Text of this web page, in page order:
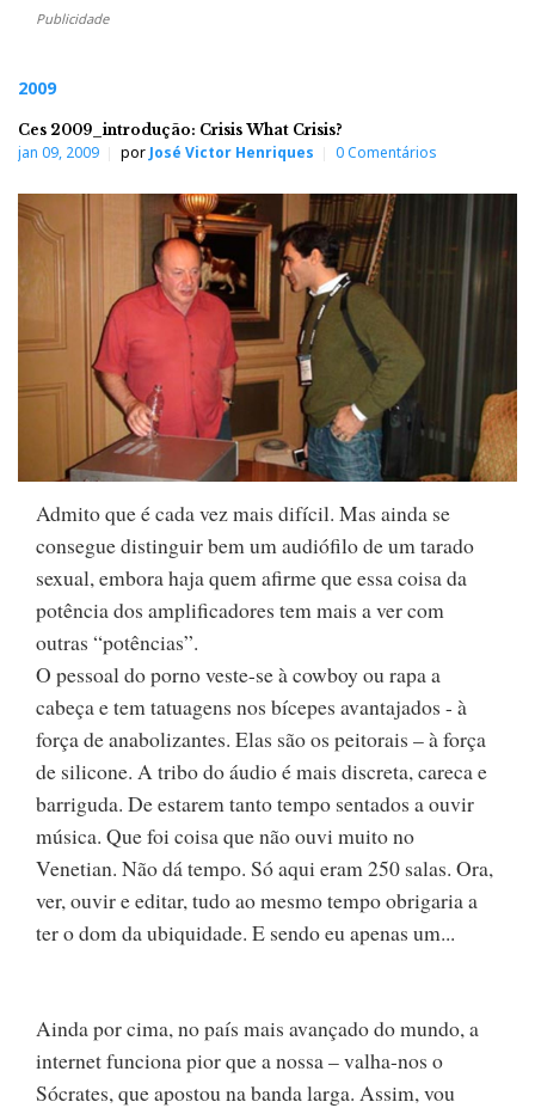
Publicidade
2009
Ces 2009_introdução: Crisis What Crisis?
jan 09, 2009 por José Victor Henriques 0 Comentários
Admito que é cada vez mais difícil. Mas ainda se
consegue distinguir bem um audiófilo de um tarado
sexual, embora haja quem afirme que essa coisa da
potência dos amplificadores tem mais a ver com
outras “potências”.
O pessoal do porno veste-se à cowboy ou rapa a
cabeça e tem tatuagens nos bícepes avantajados - à
força de anabolizantes. Elas são os peitorais – à força
de silicone. A tribo do áudio é mais discreta, careca e
barriguda. De estarem tanto tempo sentados a ouvir
música. Que foi coisa que não ouvi muito no
Venetian. Não dá tempo. Só aqui eram 250 salas. Ora,
ver, ouvir e editar, tudo ao mesmo tempo obrigaria a
ter o dom da ubiquidade. E sendo eu apenas um...
Ainda por cima, no país mais avançado do mundo, a
internet funciona pior que a nossa – valha-nos o
Sócrates, que apostou na banda larga. Assim, vou